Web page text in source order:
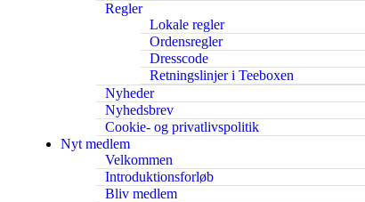
Regler
Lokale regler
Ordensregler
Dresscode
Retningslinjer i Teeboxen
Nyheder
Nyhedsbrev
Cookie- og privatlivspolitik
Nyt medlem
Velkommen
Introduktionsforløb
Bliv medlem